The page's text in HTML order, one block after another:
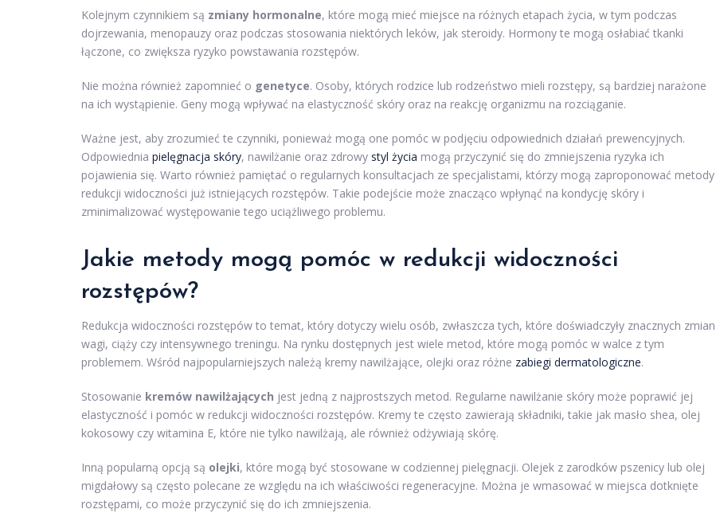
Kolejnym czynnikiem są zmiany hormonalne, które mogą mieć miejsce na różnych etapach życia, w tym podczas
dojrzewania, menopauzy oraz podczas stosowania niektórych leków, jak steroidy. Hormony te mogą osłabiać tkanki
łączone, co zwiększa ryzyko powstawania rozstępów.
Nie można również zapomnieć o genetyce. Osoby, których rodzice lub rodzeństwo mieli rozstępy, są bardziej narażone
na ich wystąpienie. Geny mogą wpływać na elastyczność skóry oraz na reakcję organizmu na rozciąganie.
Ważne jest, aby zrozumieć te czynniki, ponieważ mogą one pomóc w podjęciu odpowiednich działań prewencyjnych.
Odpowiednia pielęgnacja skóry, nawilżanie oraz zdrowy styl życia mogą przyczynić się do zmniejszenia ryzyka ich
pojawienia się. Warto również pamiętać o regularnych konsultacjach ze specjalistami, którzy mogą zaproponować metody
redukcji widoczności już istniejących rozstępów. Takie podejście może znacząco wpłynąć na kondycję skóry i
zminimalizować występowanie tego uciążliwego problemu.
Jakie metody mogą pomóc w redukcji widoczności
rozstępów?
Redukcja widoczności rozstępów to temat, który dotyczy wielu osób, zwłaszcza tych, które doświadczyły znacznych zmian
wagi, ciąży czy intensywnego treningu. Na rynku dostępnych jest wiele metod, które mogą pomóc w walce z tym
problemem. Wśród najpopularniejszych należą kremy nawilżające, olejki oraz różne zabiegi dermatologiczne.
Stosowanie kremów nawilżających jest jedną z najprostszych metod. Regularne nawilżanie skóry może poprawić jej
elastyczność i pomóc w redukcji widoczności rozstępów. Kremy te często zawierają składniki, takie jak masło shea, olej
kokosowy czy witamina E, które nie tylko nawilżają, ale również odżywiają skórę.
Inną popularną opcją są olejki, które mogą być stosowane w codziennej pielęgnacji. Olejek z zarodków pszenicy lub olej
migdałowy są często polecane ze względu na ich właściwości regeneracyjne. Można je wmasować w miejsca dotknięte
rozstępami, co może przyczynić się do ich zmniejszenia.